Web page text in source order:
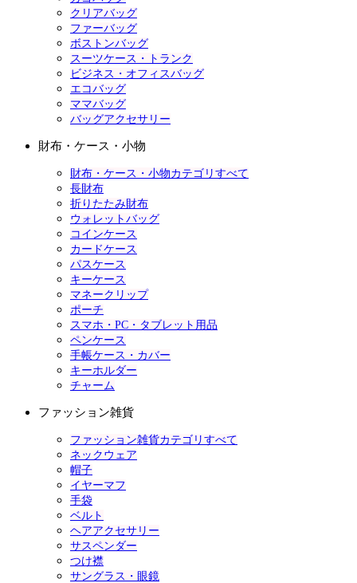
クリアバッグ
ファーバッグ
ボストンバッグ
スーツケース・トランク
ビジネス・オフィスバッグ
エコバッグ
ママバッグ
バッグアクセサリー
財布・ケース・小物
財布・ケース・小物カテゴリすべて
長財布
折りたたみ財布
ウォレットバッグ
コインケース
カードケース
パスケース
キーケース
マネークリップ
ポーチ
スマホ・PC・タブレット用品
ペンケース
手帳ケース・カバー
キーホルダー
チャーム
ファッション雑貨
ファッション雑貨カテゴリすべて
ネックウェア
帽子
イヤーマフ
手袋
ベルト
ヘアアクセサリー
サスペンダー
つけ襟
サングラス・眼鏡